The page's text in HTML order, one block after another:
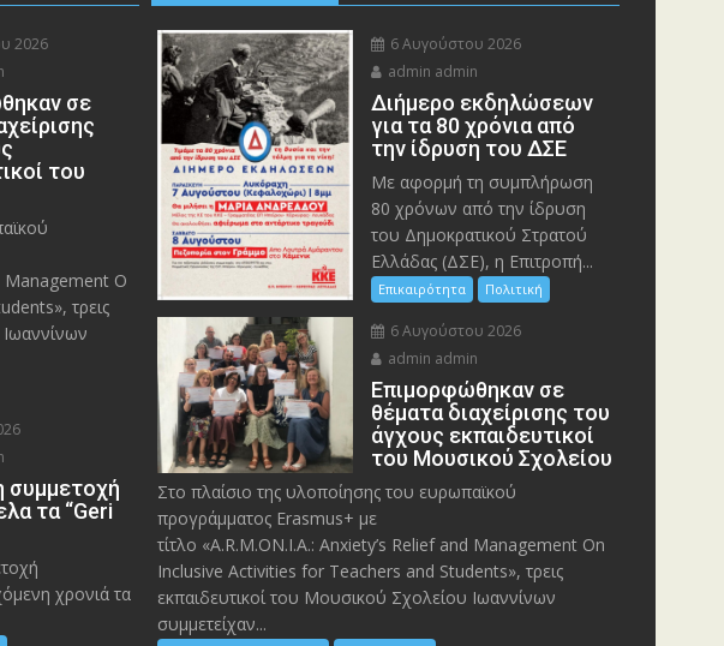
2026
σε
του
Management O
τρεις
συμμετοχή
τα “Geri
χρονιά τα
6 Αυγούστου 2026
admin admin
Διήμερο εκδηλώσεων
για τα 80 χρόνια από
την ίδρυση του ΔΣΕ
Με αφορμή τη συμπλήρωση
80 χρόνων από την ίδρυση
του Δημοκρατικού Στρατού
Ελλάδας (ΔΣΕ), η Επιτροπή...
Επικαιρότητα Πολιτική
6 Αυγούστου 2026
admin admin
Eπιμορφώθηκαν σε
θέματα διαχείρισης του
άγχους εκπαιδευτικοί
του Μουσικού Σχολείου
Στο πλαίσιο της υλοποίησης του ευρωπαϊκού
προγράμματος Erasmus+ με
τίτλο «A.R.M.ON.I.A.: Anxiety’s Relief and Management On
Inclusive Activities for Teachers and Students», τρεις
εκπαιδευτικοί του Μουσικού Σχολείου Ιωαννίνων
συμμετείχαν...